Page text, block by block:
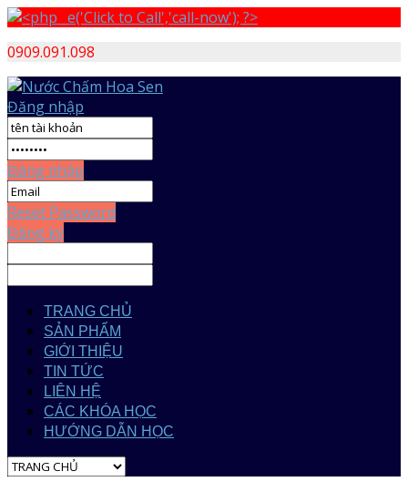
0909.091.098
Đăng nhập
Đăng nhập
Reset Password
Đăng ký
TRANG CHỦ
SẢN PHẨM
GIỚI THIỆU
TIN TỨC
LIÊN HỆ
CÁC KHÓA HỌC
HƯỚNG DẪN HỌC